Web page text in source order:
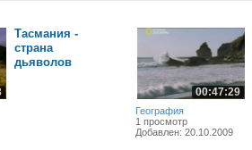
Тасмания -
страна
дьяволов
00:47:29
География
1 просмотр
Добавлен: 20.10.2009